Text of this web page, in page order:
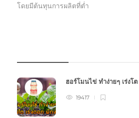
โดยมีต้นทุนการผลิตที่ต่ำ
ฮอร์โมนไข่ ทำง่ายๆ เร่งโ
19417